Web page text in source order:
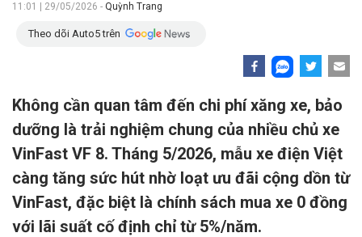
11:01 | 29/05/2026 - Quỳnh Trang
Theo dõi Auto5 trên
Không cần quan tâm đến chi phí xăng xe, bảo
dưỡng là trải nghiệm chung của nhiều chủ xe
VinFast VF 8. Tháng 5/2026, mẫu xe điện Việt
càng tăng sức hút nhờ loạt ưu đãi cộng dồn từ
VinFast, đặc biệt là chính sách mua xe 0 đồng
với lãi suất cố định chỉ từ 5%/năm.